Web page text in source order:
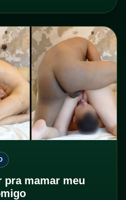
pra mamar meu